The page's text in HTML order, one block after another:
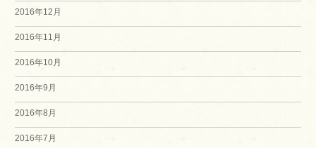
2016年12月
2016年11月
2016年10月
2016年9月
2016年8月
2016年7月